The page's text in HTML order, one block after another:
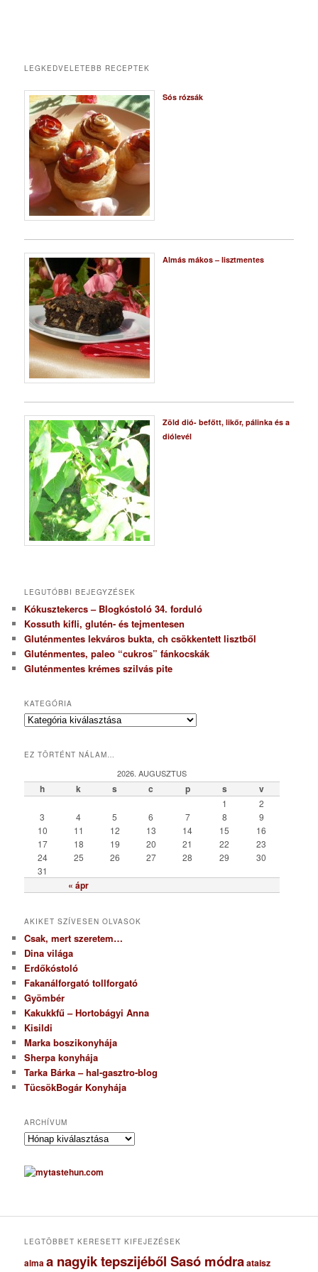
LEGKEDVELETEBB RECEPTEK
Sós rózsák
Almás mákos – lisztmentes
Zöld dió- befőtt, likőr, pálinka és a
diólevél
LEGUTÓBBI BEJEGYZÉSEK
Kókusztekercs – Blogkóstoló 34. forduló
Kossuth kifli, glutén- és tejmentesen
Gluténmentes lekváros bukta, ch csökkentett lisztből
Gluténmentes, paleo “cukros” fánkocskák
Gluténmentes krémes szilvás pite
KATEGÓRIA
K
e
r
EZ TÖRTÉNT NÁLAM…
2026. AUGUSZTUS
h k s c p s v
« ápr
1
2
3
4 5 6 7 8
9
10
11 12 13 14 15
16
17
18 19 20 21 22
23
24
25 26 27 28 29
30
31
AKIKET SZÍVESEN OLVASOK
Csak, mert szeretem…
Dina világa
Erdőkóstoló
Fakanálforgató tollforgató
Gyömbér
Kakukkfű – Hortobágyi Anna
Kisildi
Marka boszikonyhája
Sherpa konyhája
Tarka Bárka – hal-gasztro-blog
TücsökBogár Konyhája
ARCHÍVUM
A
c
h
u
LEGTÖBBET KERESETT KIFEJEZÉSEK
almaa nagyik tepszijéből Sasó módraataisz